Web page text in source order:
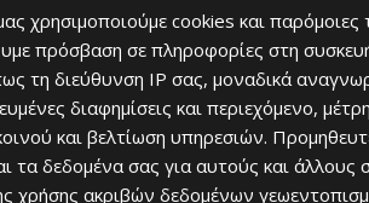
χρησιμοποιούμε cookies και παρόμοιες
πρόσβαση σε πληροφορίες στη
τη διεύθυνση IP σας, μοναδικά
διαφημίσεις και περιεχόμενο,
και βελτίωση υπηρεσιών.
τα δεδομένα σας για αυτούς και άλλους
χρήσης ακριβών δεδομένων